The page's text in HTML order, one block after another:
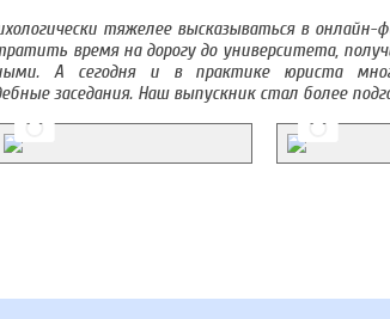
тяжелее высказываться в онлайн-
время на дорогу до университета,
А сегодня и в практике юриста
заседания. Наш выпускник стал более